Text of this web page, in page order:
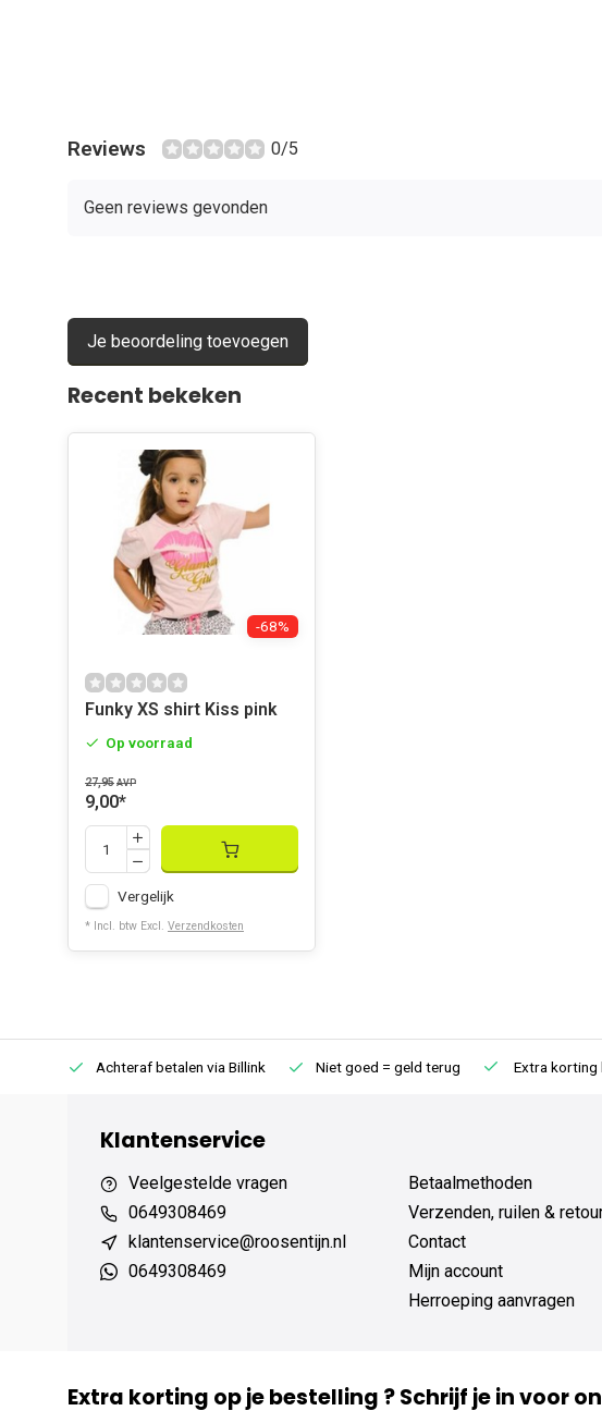
Reviews 0/5
Geen reviews gevonden
Je beoordeling toevoegen
Recent bekeken
-68%
Funky XS shirt Kiss pink
Op voorraad
27,95 AVP
9,00*
Vergelijk
* Incl. btw Excl. Verzendkosten
Achteraf betalen via Billink Niet goed = geld terug Extra korting
Klantenservice
Veelgestelde vragen
0649308469
klantenservice@roosentijn.nl
0649308469
Betaalmethoden
Verzenden, ruilen &
Contact
Mijn account
Herroeping aanvragen
Extra korting op je bestelling ? Schrijf je in voor